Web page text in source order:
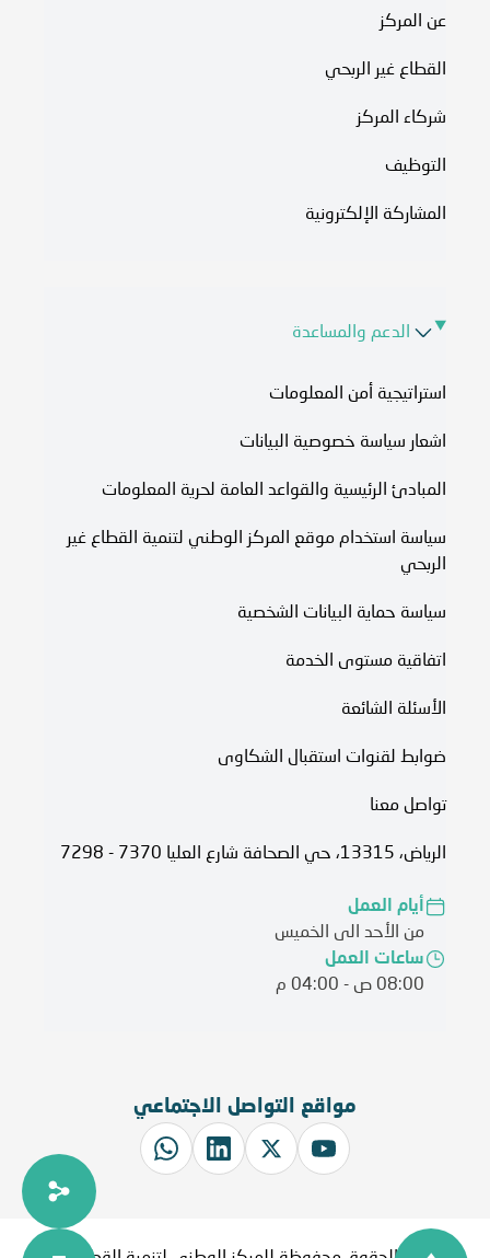
عن المركز
القطاع غير الربحي
شركاء المركز
التوظيف
المشاركة الإلكترونية
الدعم والمساعدة
استراتيجية أمن المعلومات
اشعار سياسة خصوصية البيانات
المبادئ الرئيسية والقواعد العامة لحرية المعلومات
سياسة استخدام موقع المركز الوطني لتنمية القطاع غير
الربحي
سياسة حماية البيانات الشخصية
اتفاقية مستوى الخدمة​
الأسئلة الشائعة
ضوابط لقنوات استقبال الشكاوى
تواصل معنا
الرياض، 13315، حي الصحافة شارع العليا 7370 - 7298
أيام العمل
من الأحد الى الخميس
ساعات العمل
08:00 ص - 04:00 م
مواقع التواصل الاجتماعي